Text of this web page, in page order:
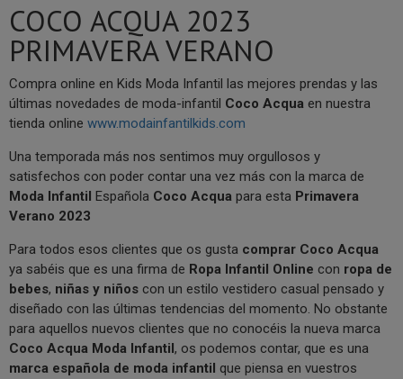
COCO ACQUA 2023
PRIMAVERA VERANO
Compra online en Kids Moda Infantil las mejores prendas y las
últimas novedades de moda-infantil Coco Acqua en nuestra
tienda online www.modainfantilkids.com
Una temporada más nos sentimos muy orgullosos y
satisfechos con poder contar una vez más con la marca de
Moda Infantil
Española Coco Acqua para esta Primavera
Verano 2023
Para todos esos clientes que os gusta comprar Coco Acqua
ya sabéis que es una firma de Ropa Infantil Online con ropa de
bebes, niñas y niños con un estilo vestidero casual pensado y
diseñado con las últimas tendencias del momento. No obstante
para aquellos nuevos clientes que no conocéis la nueva marca
Coco Acqua Moda Infantil , os podemos contar, que es una
marca española de moda infantil que piensa en vuestros